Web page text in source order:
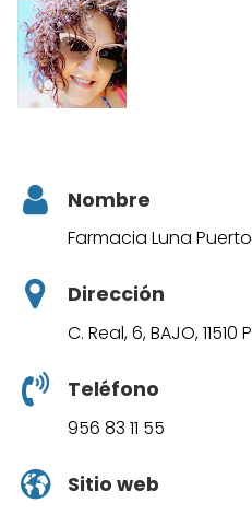
Nombre
Farmacia Luna
Dirección
C. Real, 6, BAJO,
Teléfono
956 83 11 55
Sitio web